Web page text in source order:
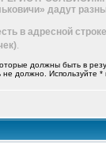
дадут
в адресной
.
должны быть в
не должно. Используйте